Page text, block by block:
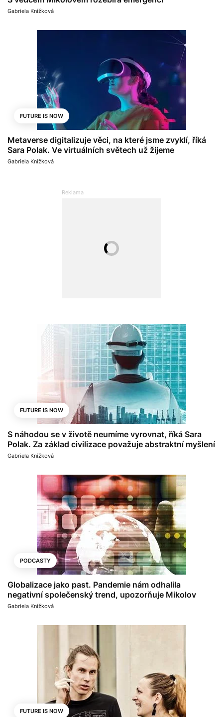
Gabriela Knížková
FUTURE IS NOW
Metaverse digitalizuje věci, na které jsme zvyklí, říká
Sara Polak. Ve virtuálních světech už žijeme
Gabriela Knížková
FUTURE IS NOW
S náhodou se v životě neumíme vyrovnat, říká Sara
Polak. Za základ civilizace považuje abstraktní myšlení
Gabriela Knížková
PODCASTY
Globalizace jako past. Pandemie nám odhalila
negativní společenský trend, upozorňuje Mikolov
Gabriela Knížková
FUTURE IS NOW